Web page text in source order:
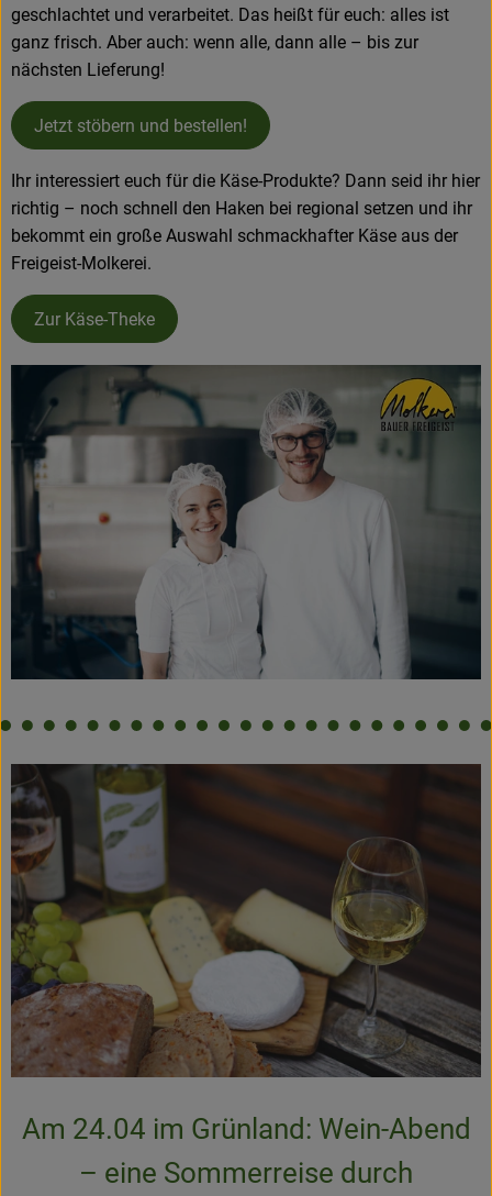
geschlachtet und verarbeitet. Das heißt für euch: alles ist
ganz frisch. Aber auch: wenn alle, dann alle – bis zur
nächsten Lieferung!
Jetzt stöbern und bestellen!
Ihr interessiert euch für die Käse-Produkte? Dann seid ihr hier
richtig – noch schnell den Haken bei regional setzen und ihr
bekommt ein große Auswahl schmackhafter Käse aus der
Freigeist-Molkerei.
Zur Käse-Theke
Am 24.04 im Grünland: Wein-Abend
– eine Sommerreise durch